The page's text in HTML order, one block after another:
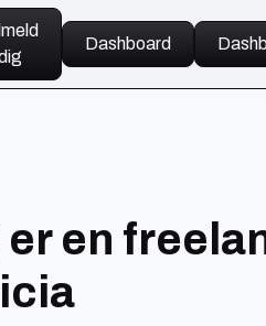
Dashboard
en